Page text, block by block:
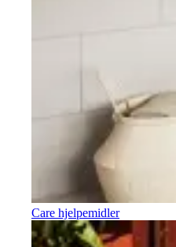
Care hjelpemidler